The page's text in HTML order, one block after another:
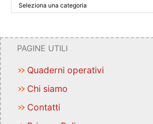
PAGINE UTILI
Quaderni operativi
Chi siamo
Contatti